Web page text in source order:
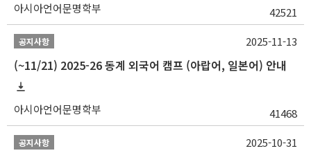
아시아언어문명학부 42521
공지사항
(~11/21) 2025-26 동계 외국어 캠프 (아랍어, 일본어) 안내
아시아언어문명학부 41468
2025-11-13
공지사항 2025-10-31